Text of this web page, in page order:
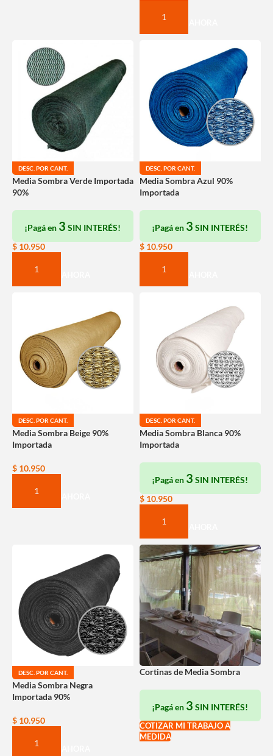
COMPRAR AHORA
DESC. POR CANT.
Media Sombra Verde Importada
90%
¡Pagá en 3 SIN INTERÉS!
$ 10.950
COMPRAR AHORA
DESC. POR CANT.
Media Sombra Azul 90%
Importada
¡Pagá en 3 SIN INTERÉS!
$10.950
COMPRAR AHORA
DESC. POR CANT.
Media Sombra Beige 90%
Importada
$ 10.950
COMPRAR AHORA
DESC. POR CANT.
Media Sombra Blanca 90%
Importada
¡Pagá en 3 SIN INTERÉS!
$10.950
COMPRAR AHORA
DESC. POR CANT.
Media Sombra Negra
Importada 90%
$ 10.950
COMPRAR AHORA
Cortinas de Media Sombra
¡Pagá en 3 SIN INTERÉS!
COTIZAR MI TRABAJO A
MEDIDA